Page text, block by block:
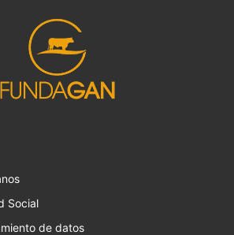
Aguirre
Social
de datos